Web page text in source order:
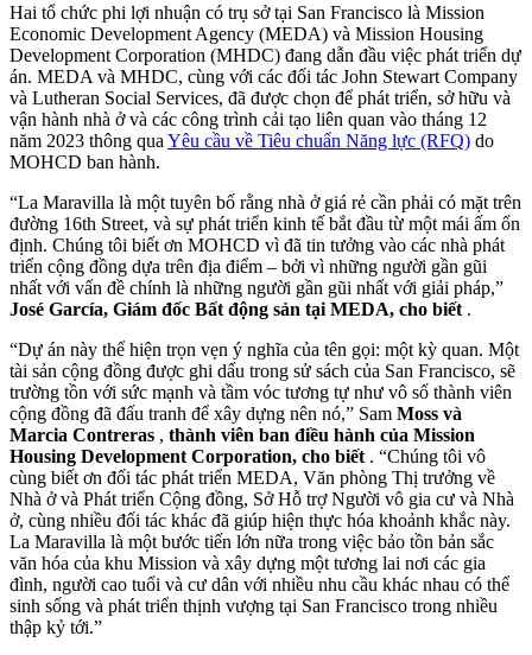
Hai tổ chức phi lợi nhuận có trụ sở tại San Francisco là Mission
Economic Development Agency (MEDA) và Mission Housing
Development Corporation (MHDC) đang dẫn đầu việc phát triển dự
án. MEDA và MHDC, cùng với các đối tác John Stewart Company
và Lutheran Social Services, đã được chọn để phát triển, sở hữu và
vận hành nhà ở và các công trình cải tạo liên quan vào tháng 12
năm 2023 thông qua Yêu cầu về Tiêu chuẩn Năng lực (RFQ) do
MOHCD ban hành.
“La Maravilla là một tuyên bố rằng nhà ở giá rẻ cần phải có mặt trên
đường 16th Street, và sự phát triển kinh tế bắt đầu từ một mái ấm ổn
định. Chúng tôi biết ơn MOHCD vì đã tin tưởng vào các nhà phát
triển cộng đồng dựa trên địa điểm – bởi vì những người gần gũi
nhất với vấn đề chính là những người gần gũi nhất với giải pháp,”
José García, Giám đốc Bất động sản tại MEDA, cho biết .
“Dự án này thể hiện trọn vẹn ý nghĩa của tên gọi: một kỳ quan. Một
tài sản cộng đồng được ghi dấu trong sử sách của San Francisco, sẽ
trường tồn với sức mạnh và tầm vóc tương tự như vô số thành viên
cộng đồng đã đấu tranh để xây dựng nên nó,” Sam Moss và
Marcia Contreras , thành viên ban điều hành của Mission
Housing Development Corporation, cho biết . “Chúng tôi vô
cùng biết ơn đối tác phát triển MEDA, Văn phòng Thị trưởng về
Nhà ở và Phát triển Cộng đồng, Sở Hỗ trợ Người vô gia cư và Nhà
ở, cùng nhiều đối tác khác đã giúp hiện thực hóa khoảnh khắc này.
La Maravilla là một bước tiến lớn nữa trong việc bảo tồn bản sắc
văn hóa của khu Mission và xây dựng một tương lai nơi các gia
đình, người cao tuổi và cư dân với nhiều nhu cầu khác nhau có thể
sinh sống và phát triển thịnh vượng tại San Francisco trong nhiều
thập kỷ tới.”